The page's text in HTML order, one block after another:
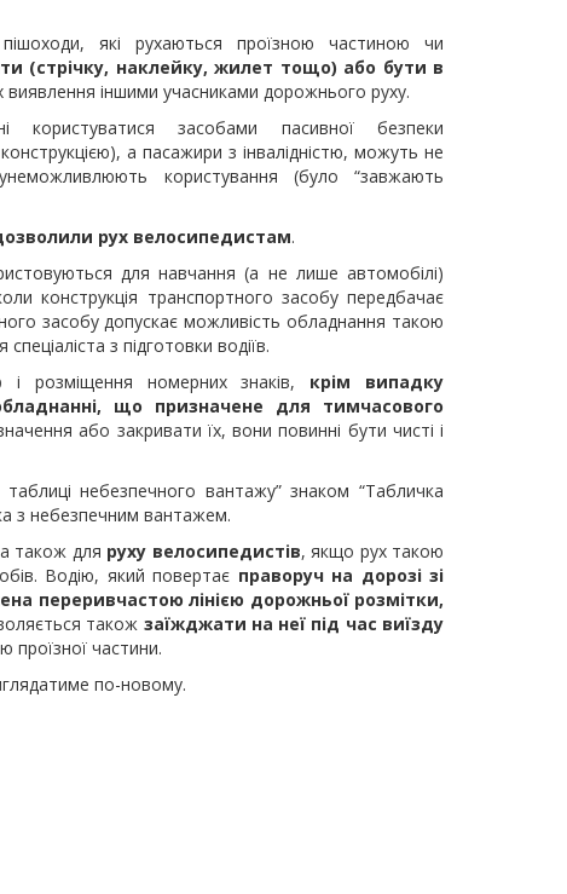
які рухаються проїзною частиною чи
(стрічку, наклейку, жилет тощо) або бути в
виявлення іншими учасниками дорожнього руху.
засобами пасивної безпеки
а пасажири з інвалідністю, можуть не
користування (було “завжають
рух велосипедистам.
для навчання (а не лише автомобілі)
конструкція транспортного засобу передбачає
засобу допускає можливість обладнання такою
з підготовки водіїв.
і розміщення номерних знаків, крім випадку
що призначене для тимчасового
або закривати їх, вони повинні бути чисті і
небезпечного вантажу” знаком “Табличка
з небезпечним вантажем.
також для руху велосипедистів, якщо рух такою
Водію, який повертає праворуч на дорозі зі
переривчастою лінією дорожньої розмітки,
також заїжджати на неї під час виїзду
проїзної частини.
по-новому.